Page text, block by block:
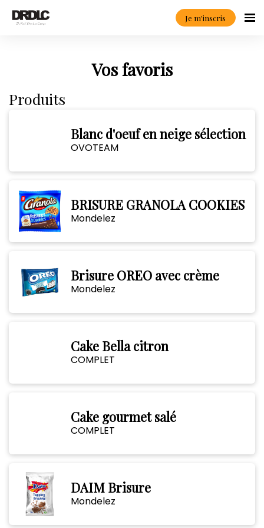
Je m'inscris
Vos favoris
Produits
Blanc d'oeuf en neige sélection
OVOTEAM
BRISURE GRANOLA COOKIES
Mondelez
Brisure OREO avec crème
Mondelez
Cake Bella citron
COMPLET
Cake gourmet salé
COMPLET
DAIM Brisure
Mondelez